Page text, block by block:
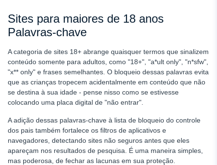
Sites para maiores de 18 anos
Palavras-chave
A categoria de sites 18+ abrange quaisquer termos que sinalizem
conteúdo somente para adultos, como "18+", "a*ult only", "n*sfw",
"x** only" e frases semelhantes. O bloqueio dessas palavras evita
que as crianças tropecem acidentalmente em conteúdo que não
se destina à sua idade - pense nisso como se estivesse
colocando uma placa digital de "não entrar".
A adição dessas palavras-chave à lista de bloqueio do controle
dos pais também fortalece os filtros de aplicativos e
navegadores, detectando sites não seguros antes que eles
apareçam nos resultados de pesquisa. É uma maneira simples,
mas poderosa, de fechar as lacunas em sua proteção.